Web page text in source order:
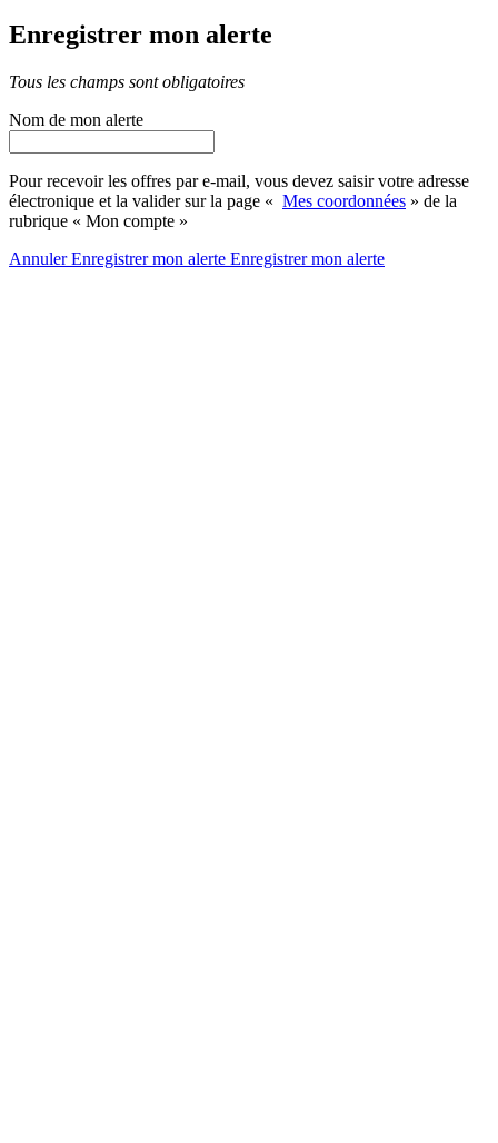
Enregistrer mon alerte
Tous les champs sont obligatoires
Nom de mon alerte
Pour recevoir les offres par e-mail, vous devez saisir votre adresse
électronique et la valider sur la page « Mes coordonnées » de la
rubrique « Mon compte »
AnnulerEnregistrer mon alerte Enregistrermon alerte